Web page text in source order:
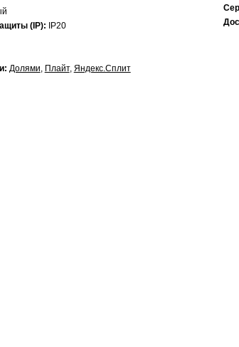
(IP):
IP20
Долями, Плайт, Яндекс.Сплит